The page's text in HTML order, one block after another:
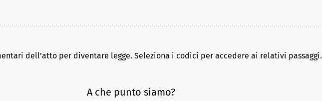
dell'atto per diventare legge. Seleziona i codici per accedere ai relativi passaggi.
A che punto siamo?